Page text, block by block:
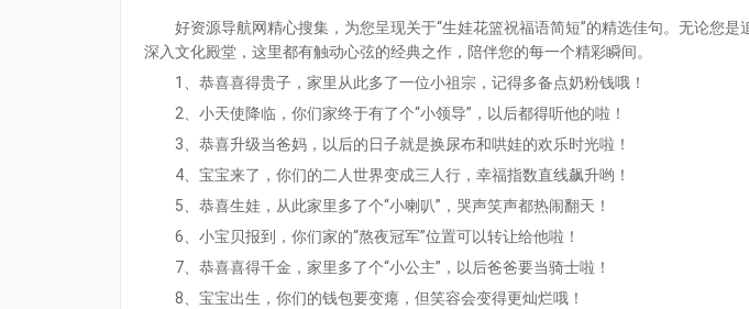
好资源导航网精心搜集，为您呈现关于“生娃花篮祝福语简短”的精选佳句。无论您
深入文化殿堂，这里都有触动心弦的经典之作，陪伴您的每一个精彩瞬间。
1、恭喜喜得贵子，家里从此多了一位小祖宗，记得多备点奶粉钱哦！
2、小天使降临，你们家终于有了个“小领导”，以后都得听他的啦！
3、恭喜升级当爸妈，以后的日子就是换尿布和哄娃的欢乐时光啦！
4、宝宝来了，你们的二人世界变成三人行，幸福指数直线飙升哟！
5、恭喜生娃，从此家里多了个“小喇叭”，哭声笑声都热闹翻天！
6、小宝贝报到，你们家的“熬夜冠军”位置可以转让给他啦！
7、恭喜喜得千金，家里多了个“小公主”，以后爸爸要当骑士啦！
8、宝宝出生，你们的钱包要变瘪，但笑容会变得更灿烂哦！